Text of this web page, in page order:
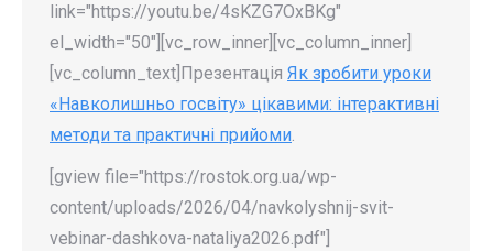
link="https://youtu.be/4sKZG7OxBKg"
el_width="50"][vc_row_inner][vc_column_inner]
[vc_column_text]Презентація Як зробити уроки
«Навколишньо госвіту» цікавими: інтерактивні
методи та практичні прийоми.
[gview file="https://rostok.org.ua/wp-
content/uploads/2026/04/navkolyshnij-svit-
vebinar-dashkova-nataliya2026.pdf"]